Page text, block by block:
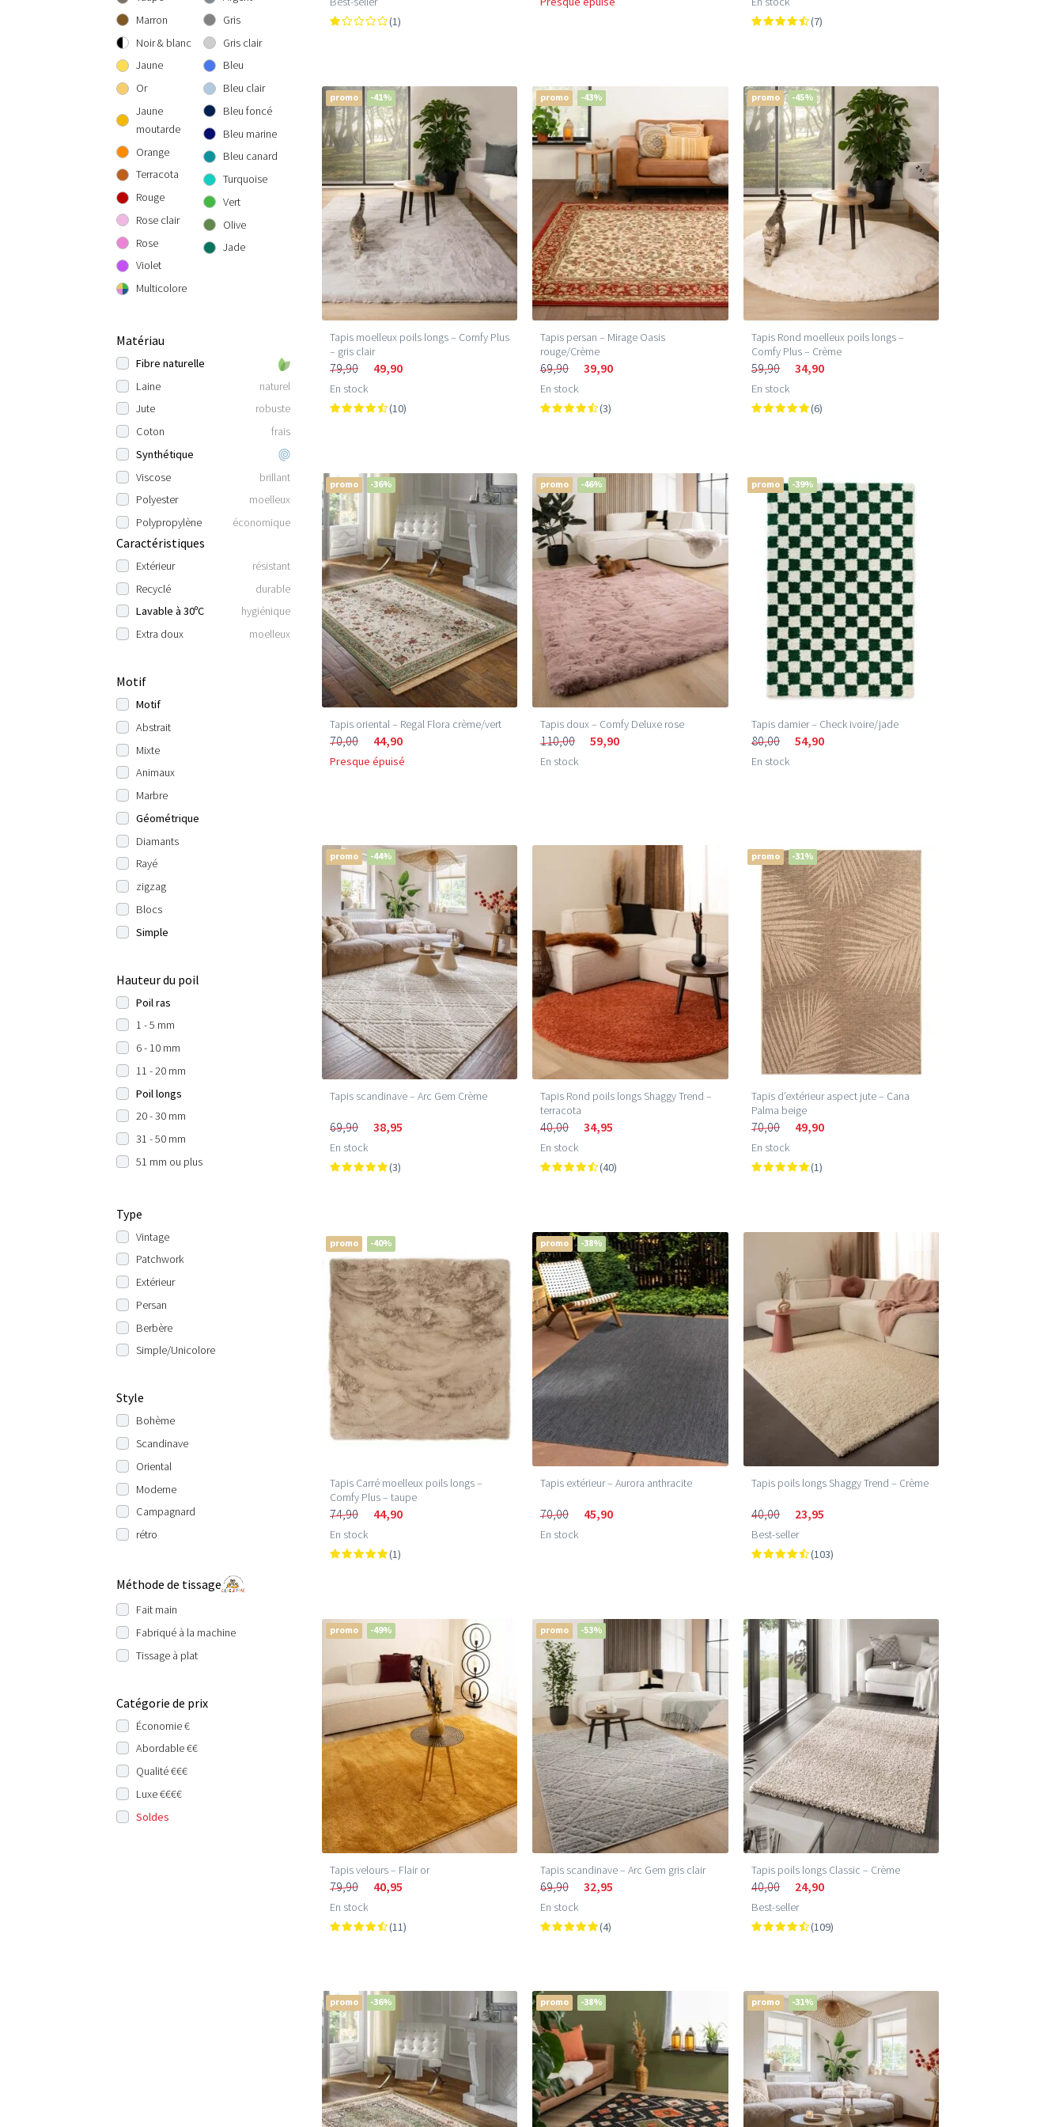
200x290 cm
240x340 cm
300x400 cm
Marron
Noir & blanc
Jaune
Or
Jaune
moutarde
Orange
Terracota
Rouge
Rose clair
Rose
Violet
Multicolore
Gris
Gris clair
Bleu
Bleu clair
Bleu foncé
Bleu marine
Bleu canard
Turquoise
Vert
Olive
Jade
Matériau
Fibre naturelle
Laine
naturel
Jute
robuste
Coton
frais
Synthétique
Viscose
brillant
Polyester
moelleux
Polypropylène
économique
Caractéristiques
Extérieur
résistant
Recyclé
durable
Lavable à 30ºC
hygiénique
Extra doux
moelleux
Motif
Motif
Abstrait
Mixte
Animaux
Marbre
Géométrique
Diamants
Rayé
zigzag
Blocs
Simple
Hauteur du poil
Poil ras
1 - 5 mm
6 - 10 mm
11 - 20 mm
Poil longs
20 - 30 mm
31 - 50 mm
51 mm ou plus
Type
Vintage
Patchwork
Extérieur
Persan
Berbère
Simple/Unicolore
Style
Bohème
Scandinave
Oriental
Moderne
Campagnard
rétro
Méthode de tissage
Fait main
Fabriqué à la machine
Tissage à plat
Catégorie de prix
Économie €
Abordable €€
Qualité €€€
Luxe €€€€
Soldes
(1)
(7)
promo -41%
Tapis moelleux poils longs – Comfy Plus
– gris clair
79,90 49,90
En stock
(10)
promo -43%
Tapis persan – Mirage Oasis
rouge/Crème
69,90 39,90
En stock
(3)
promo -45%
Tapis Rond moelleux poils longs –
Comfy Plus – Crème
59,90 34,90
En stock
(6)
promo -36%
Tapis oriental – Regal Flora crème/vert
70,00 44,90
Presque épuisé
promo -46%
Tapis doux – Comfy Deluxe rose
110,00 59,90
En stock
promo -39%
Tapis damier – Check ivoire/jade
80,00 54,90
En stock
promo -44%
Tapis scandinave – Arc Gem Crème
69,90 38,95
En stock
(3)
Tapis Rond poils longs Shaggy Trend –
terracota
40,00 34,95
En stock
(40)
promo -31%
Tapis d’extérieur aspect jute – Cana
Palma beige
70,00 49,90
En stock
(1)
promo -40%
Tapis Carré moelleux poils longs –
Comfy Plus – taupe
74,90 44,90
En stock
(1)
promo -38%
Tapis extérieur – Aurora anthracite
70,00 45,90
En stock
Tapis poils longs Shaggy Trend – Crème
40,00 23,95
Best-seller
(103)
promo -49%
Tapis velours – Flair or
79,90 40,95
En stock
(11)
promo -53%
Tapis scandinave – Arc Gem gris clair
69,90 32,95
En stock
(4)
Tapis poils longs Classic – Crème
40,00 24,90
Best-seller
(109)
promo -36% promo -38% promo -31%